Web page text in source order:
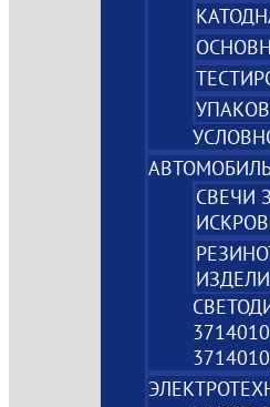
СВЕЧИ